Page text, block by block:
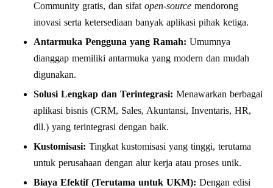
Community gratis, dan sifat open-source mendorong
inovasi serta ketersediaan banyak aplikasi pihak ketiga.
Antarmuka Pengguna yang Ramah: Umumnya
dianggap memiliki antarmuka yang modern dan mudah
digunakan.
Solusi Lengkap dan Terintegrasi: Menawarkan berbagai
aplikasi bisnis (CRM, Sales, Akuntansi, Inventaris, HR,
dll.) yang terintegrasi dengan baik.
Kustomisasi: Tingkat kustomisasi yang tinggi, terutama
untuk perusahaan dengan alur kerja atau proses unik.
Biaya Efektif (Terutama untuk UKM): Dengan edisi